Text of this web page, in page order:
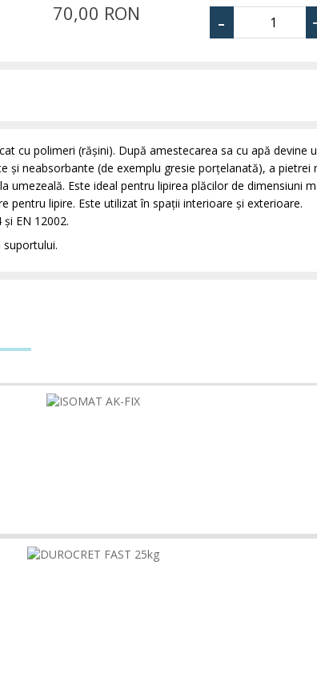
70,00 RON -
cu polimeri (răşini). După amestecarea sa cu apă devine
şi neabsorbante (de exemplu gresie porţelanată), a
umezeală. Este ideal pentru lipirea plăcilor de dimensiuni
lipire. Este utilizat în spaţii interioare şi exterioare.
EN 12002.